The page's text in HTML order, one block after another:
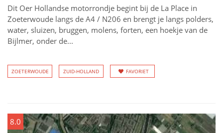
Dit Oer Hollandse motorrondje begint bij de La Place in
Zoeterwoude langs de A4 / N206 en brengt je langs polders,
water, sluizen, bruggen, molens, forten, een hoekje van de
Bijlmer, onder de...
ZOETERWOUDE ZUID-HOLLAND FAVORIET
8.0